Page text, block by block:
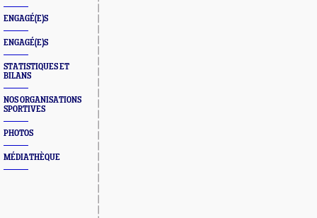
ENGAGÉ(E)S
ENGAGÉ(E)S
STATISTIQUES ET
BILANS
NOS ORGANISATIONS
SPORTIVES
PHOTOS
MÉDIATHÈQUE